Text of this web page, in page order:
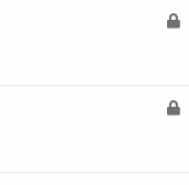
L
L